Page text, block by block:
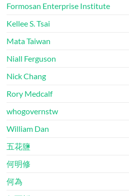
Formosan Enterprise Institute
Kellee S. Tsai
Mata Taiwan
Niall Ferguson
Nick Chang
Rory Medcalf
whogovernstw
William Dan
五花鹽
何明修
何為